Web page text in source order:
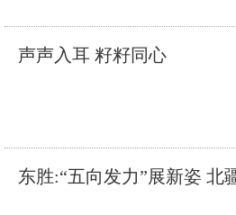
声声入耳 籽籽同心
东胜:“五向发力”展新姿 北